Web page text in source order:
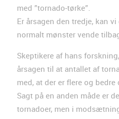
med ”tornado-tørke”.
Er årsagen den tredje, kan
normalt mønster vende
Skeptikere af hans
årsagen til at antallet af
med, at der er flere og
Sagt på en anden måde er
tornadoer, men i